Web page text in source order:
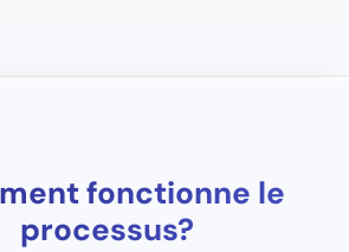
fonctionne le
processus?